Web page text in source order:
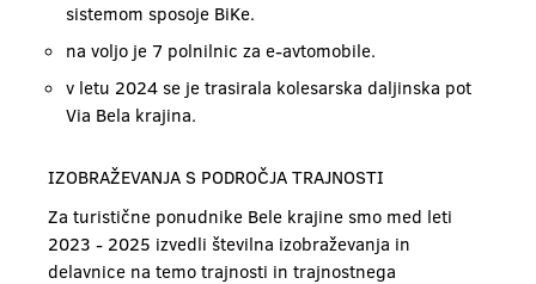
sistemom sposoje BiKe.
na voljo je 7 polnilnic za e-avtomobile.
v letu 2024 se je trasirala kolesarska daljinska pot
Via Bela krajina.
IZOBRAŽEVANJA S PODROČJA TRAJNOSTI
Za turistične ponudnike Bele krajine smo med leti
2023 - 2025 izvedli številna izobraževanja in
delavnice na temo trajnosti in trajnostnega